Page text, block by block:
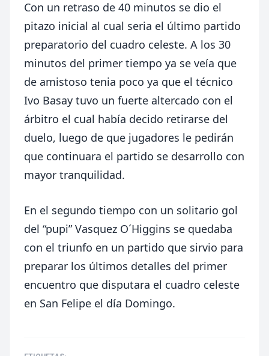
Con un retraso de 40 minutos se dio el
pitazo inicial al cual seria el último partido
preparatorio del cuadro celeste. A los 30
minutos del primer tiempo ya se veía que
de amistoso tenia poco ya que el técnico
Ivo Basay tuvo un fuerte altercado con el
árbitro el cual había decido retirarse del
duelo, luego de que jugadores le pedirán
que continuara el partido se desarrollo con
mayor tranquilidad.
En el segundo tiempo con un solitario gol
del “pupi” Vasquez O´Higgins se quedaba
con el triunfo en un partido que sirvio para
preparar los últimos detalles del primer
encuentro que disputara el cuadro celeste
en San Felipe el día Domingo.